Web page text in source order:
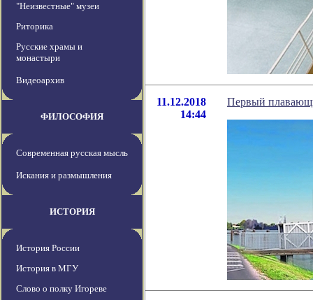
"Неизвестные" музеи
Риторика
Русские храмы и
монастыри
Видеоархив
ФИЛОСОФИЯ
Современная русская мысль
Искания и размышления
ИСТОРИЯ
История России
История в МГУ
Слово о полку Игореве
11.12.2018
14:44
Первый